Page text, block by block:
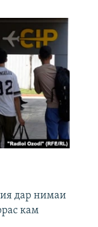
дар нимаи
кам